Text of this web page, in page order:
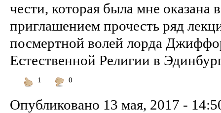
чести, которая была мне оказана
приглашением прочесть ряд
посмертной волей лорда
Естественной Религии в
1
0
Опубликовано 13 мая, 2017 -